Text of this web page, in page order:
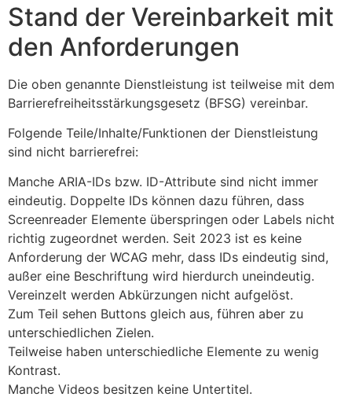
Stand der Vereinbarkeit mit
den Anforderungen
Die oben genannte Dienstleistung ist teilweise mit dem
Barrierefreiheitsstärkungsgesetz (BFSG) vereinbar.
Folgende Teile/Inhalte/Funktionen der Dienstleistung
sind nicht barrierefrei:
Manche ARIA-IDs bzw. ID-Attribute sind nicht immer
eindeutig. Doppelte IDs können dazu führen, dass
Screenreader Elemente überspringen oder Labels nicht
richtig zugeordnet werden. Seit 2023 ist es keine
Anforderung der WCAG mehr, dass IDs eindeutig sind,
außer eine Beschriftung wird hierdurch uneindeutig.
Vereinzelt werden Abkürzungen nicht aufgelöst.
Zum Teil sehen Buttons gleich aus, führen aber zu
unterschiedlichen Zielen.
Teilweise haben unterschiedliche Elemente zu wenig
Kontrast.
Manche Videos besitzen keine Untertitel.